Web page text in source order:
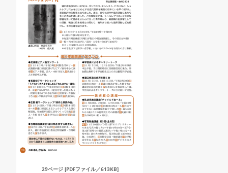
29ページ [PDFファイル／613KB]